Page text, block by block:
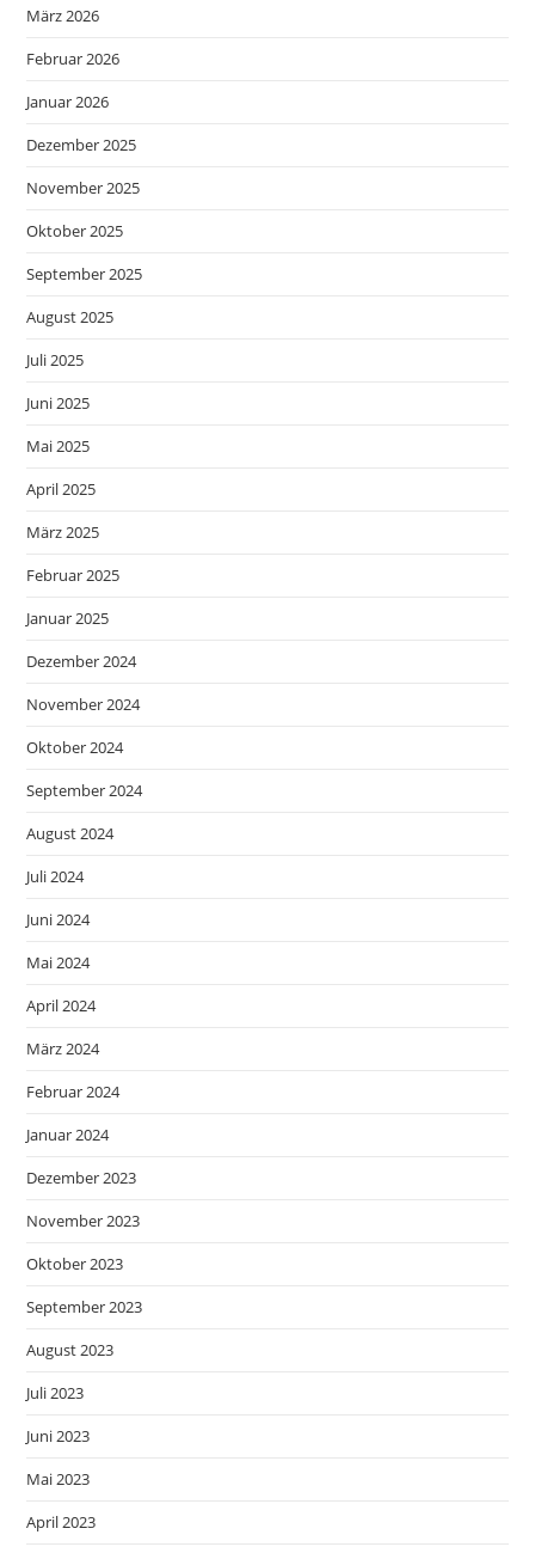
März 2026
Februar 2026
Januar 2026
Dezember 2025
November 2025
Oktober 2025
September 2025
August 2025
Juli 2025
Juni 2025
Mai 2025
April 2025
März 2025
Februar 2025
Januar 2025
Dezember 2024
November 2024
Oktober 2024
September 2024
August 2024
Juli 2024
Juni 2024
Mai 2024
April 2024
März 2024
Februar 2024
Januar 2024
Dezember 2023
November 2023
Oktober 2023
September 2023
August 2023
Juli 2023
Juni 2023
Mai 2023
April 2023